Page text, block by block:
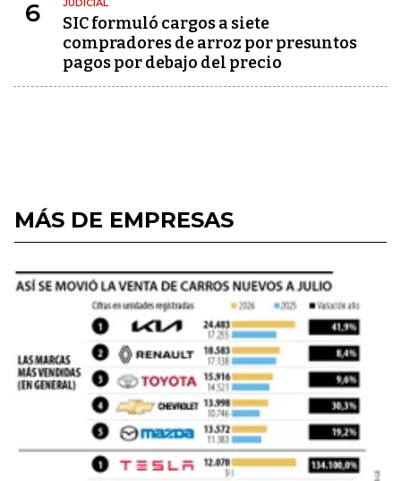
6 JUDICIAL
SIC formuló cargos a siete
compradores de arroz por presuntos
pagos por debajo del precio
MÁS DE EMPRESAS